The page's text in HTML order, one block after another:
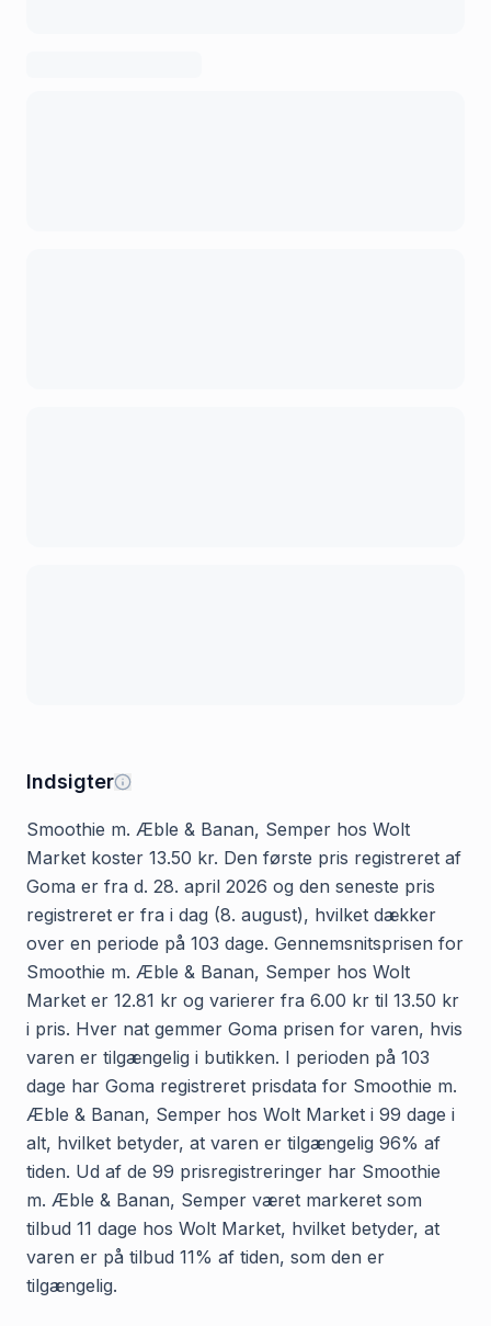
Indsigter
Smoothie m. Æble & Banan, Semper hos Wolt
Market koster 13.50 kr. Den første pris registreret af
Goma er fra d. 28. april 2026 og den seneste pris
registreret er fra i dag (8. august), hvilket dækker
over en periode på 103 dage. Gennemsnitsprisen for
Smoothie m. Æble & Banan, Semper hos Wolt
Market er 12.81 kr og varierer fra 6.00 kr til 13.50 kr
i pris. Hver nat gemmer Goma prisen for varen, hvis
varen er tilgængelig i butikken. I perioden på 103
dage har Goma registreret prisdata for Smoothie m.
Æble & Banan, Semper hos Wolt Market i 99 dage i
alt, hvilket betyder, at varen er tilgængelig 96% af
tiden. Ud af de 99 prisregistreringer har Smoothie
m. Æble & Banan, Semper været markeret som
tilbud 11 dage hos Wolt Market, hvilket betyder, at
varen er på tilbud 11% af tiden, som den er
tilgængelig.